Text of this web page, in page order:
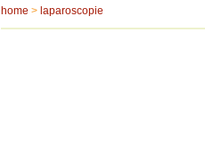
home > laparoscopie